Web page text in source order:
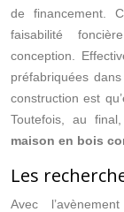
de financement.
faisabilité
conception.
préfabriquées
construction est
Toutefois, au
maison en bois
Les
Avec